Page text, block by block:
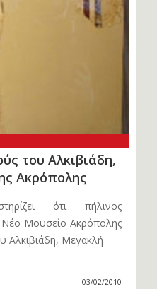
του Αλκιβιάδη,
Ακρόπολης
ότι πήλινος
Νέο Μουσείο Ακρόπολης
Αλκιβιάδη, Μεγακλή
03/02/2010